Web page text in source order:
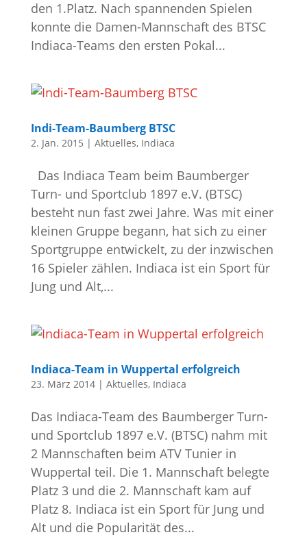
den 1.Platz. Nach spannenden Spielen
konnte die Damen-Mannschaft des BTSC
Indiaca-Teams den ersten Pokal...
Indi-Team-Baumberg BTSC
2. Jan. 2015 | Aktuelles, Indiaca
Das Indiaca Team beim Baumberger
Turn- und Sportclub 1897 e.V. (BTSC)
besteht nun fast zwei Jahre. Was mit einer
kleinen Gruppe begann, hat sich zu einer
Sportgruppe entwickelt, zu der inzwischen
16 Spieler zählen. Indiaca ist ein Sport für
Jung und Alt,...
Indiaca-Team in Wuppertal erfolgreich
23. März 2014| Aktuelles, Indiaca
Das Indiaca-Team des Baumberger Turn-
und Sportclub 1897 e.V. (BTSC) nahm mit
2 Mannschaften beim ATV Tunier in
Wuppertal teil. Die 1. Mannschaft belegte
Platz 3 und die 2. Mannschaft kam auf
Platz 8. Indiaca ist ein Sport für Jung und
Alt und die Popularität des...